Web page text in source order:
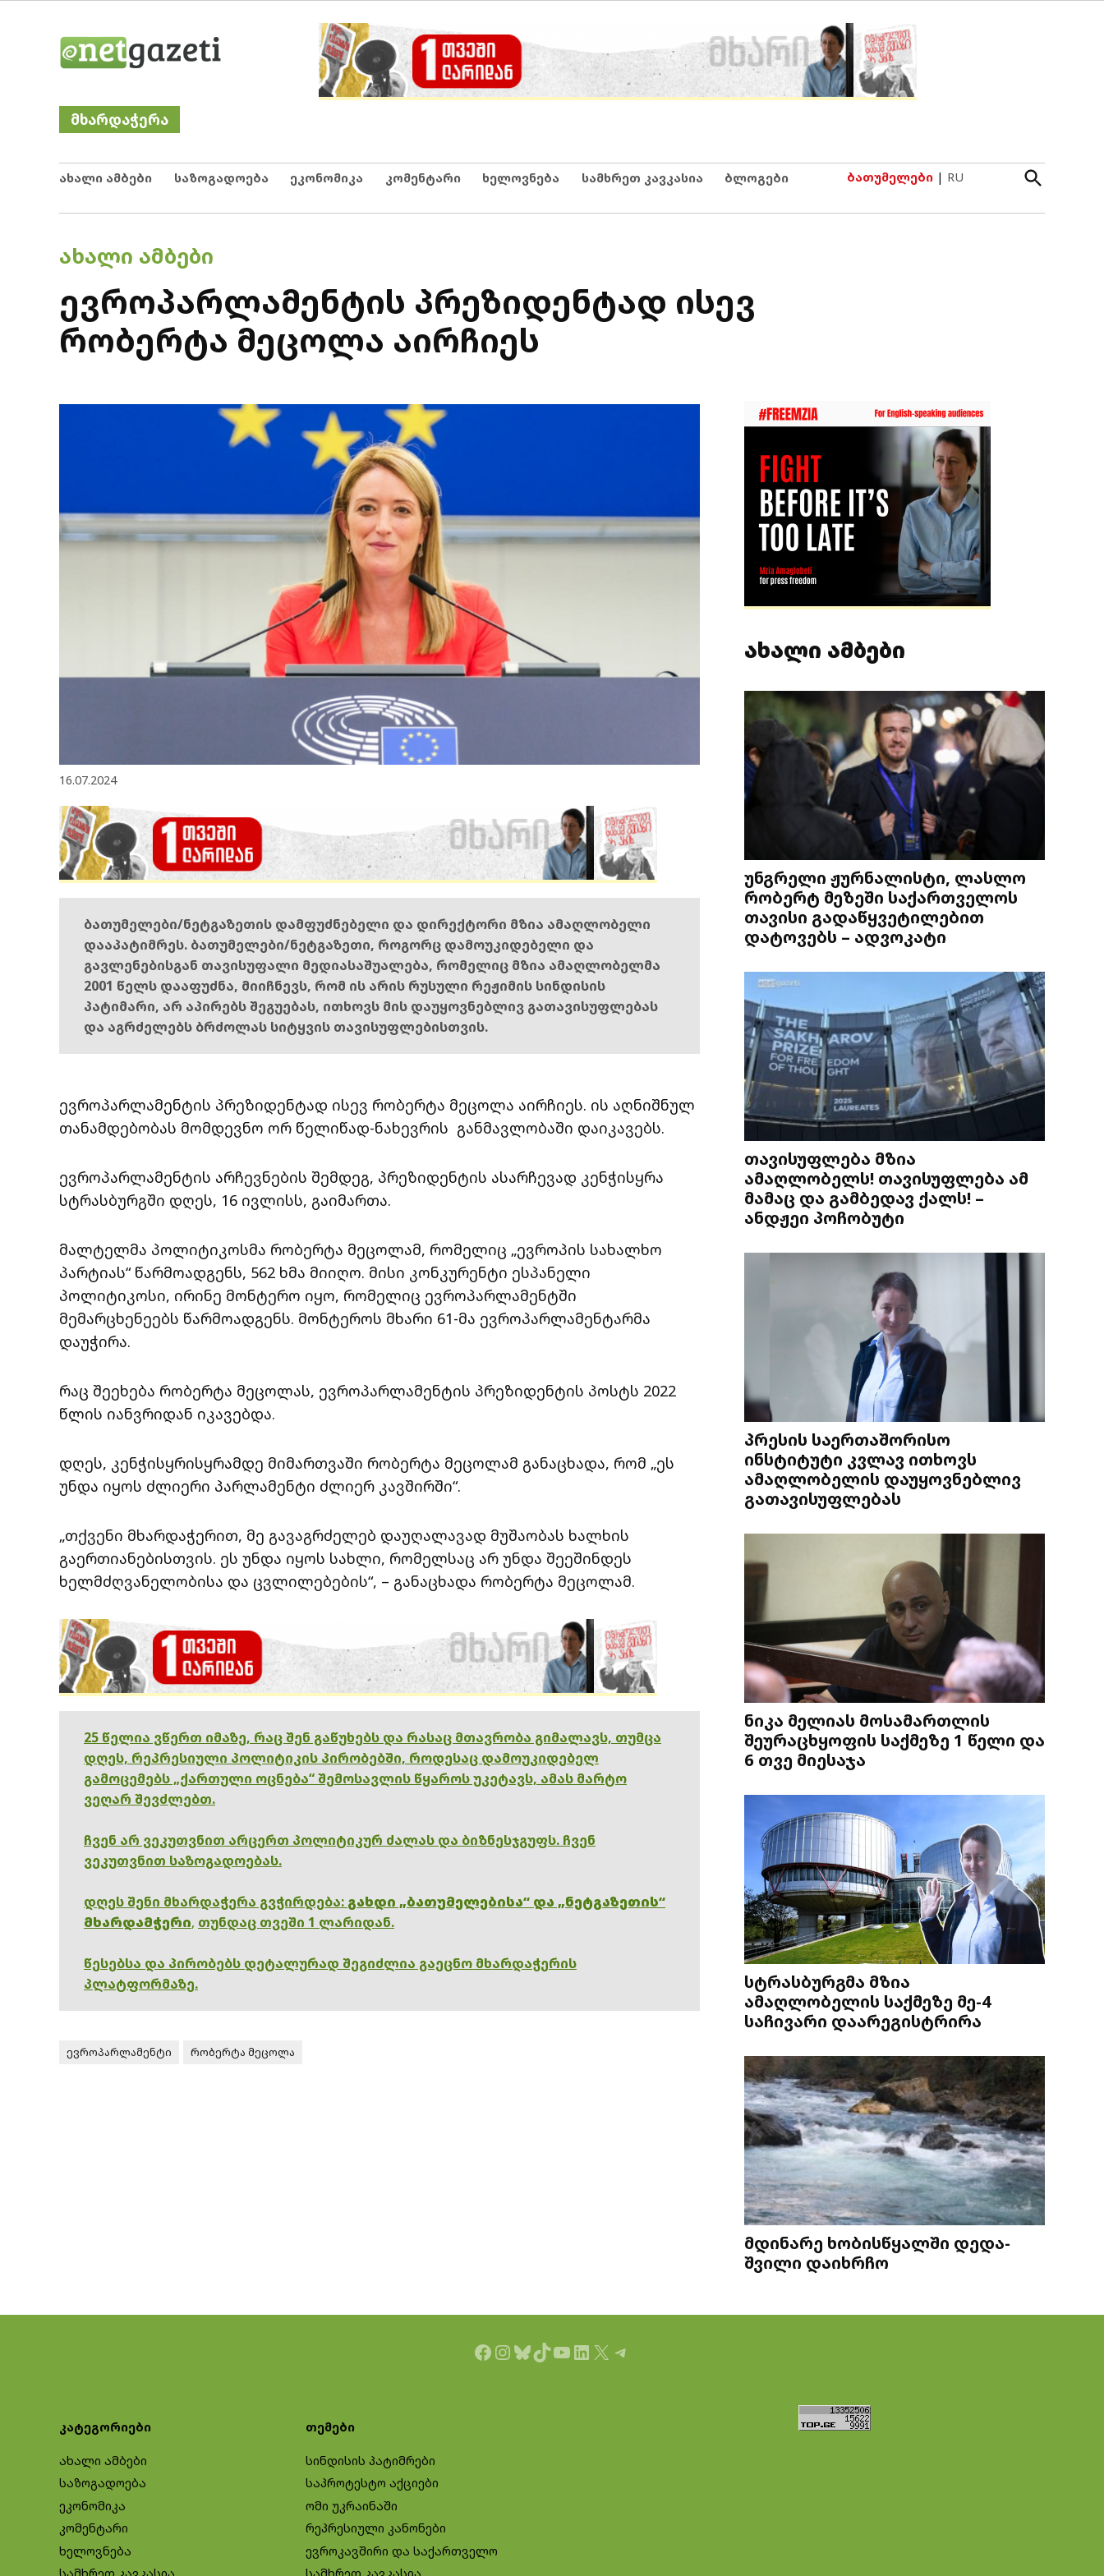
Netgazeti
მხარდაჭერა
ახალი ამბები საზოგადოება ეკონომიკა კომენტარი ხელოვნება სამხრეთ კავკასია ბლოგები ბათუმელები | RU
Open
Search
POSTED
ᲐᲮᲐᲚᲘ ᲐᲛᲑᲔᲑᲘ
ევროპარლამენტის პრეზიდენტად ისევ
რობერტა მეცოლა აირჩიეს
16.07.2024
ბათუმელები/ნეტგაზეთის დამფუძნებელი და დირექტორი მზია ამაღლობელი
დააპატიმრეს. ბათუმელები/ნეტგაზეთი, როგორც დამოუკიდებელი და
გავლენებისგან თავისუფალი მედიასაშუალება, რომელიც მზია ამაღლობელმა
2001 წელს დააფუძნა, მიიჩნევს, რომ ის არის რუსული რეჟიმის სინდისის
პატიმარი, არ აპირებს შეგუებას, ითხოვს მის დაუყოვნებლივ გათავისუფლებას
და აგრძელებს ბრძოლას სიტყვის თავისუფლებისთვის.
ევროპარლამენტის პრეზიდენტად ისევ რობერტა მეცოლა აირჩიეს. ის აღნიშნულ
თანამდებობას მომდევნო ორ წელიწად-ნახევრის განმავლობაში დაიკავებს.
ევროპარლამენტის არჩევნების შემდეგ, პრეზიდენტის ასარჩევად კენჭისყრა
სტრასბურგში დღეს, 16 ივლისს, გაიმართა.
მალტელმა პოლიტიკოსმა რობერტა მეცოლამ, რომელიც „ევროპის სახალხო
პარტიას“ წარმოადგენს, 562 ხმა მიიღო. მისი კონკურენტი ესპანელი
პოლიტიკოსი, ირინე მონტერო იყო, რომელიც ევროპარლამენტში
მემარცხენეებს წარმოადგენს. მონტეროს მხარი 61-მა ევროპარლამენტარმა
დაუჭირა.
რაც შეეხება რობერტა მეცოლას, ევროპარლამენტის პრეზიდენტის პოსტს 2022
წლის იანვრიდან იკავებდა.
დღეს, კენჭისყრისყრამდე მიმართვაში რობერტა მეცოლამ განაცხადა, რომ „ეს
უნდა იყოს ძლიერი პარლამენტი ძლიერ კავშირში“.
„თქვენი მხარდაჭერით, მე გავაგრძელებ დაუღალავად მუშაობას ხალხის
გაერთიანებისთვის. ეს უნდა იყოს სახლი, რომელსაც არ უნდა შეეშინდეს
ხელმძღვანელობისა და ცვლილებების“, – განაცხადა რობერტა მეცოლამ.
25 წელია ვწერთ იმაზე, რაც შენ გაწუხებს და რასაც მთავრობა გიმალავს, თუმცა
დღეს, რეპრესიული პოლიტიკის პირობებში, როდესაც დამოუკიდებელ
გამოცემებს „ქართული ოცნება“ შემოსავლის წყაროს უკეტავს, ამას მარტო
ვეღარ შევძლებთ.
ჩვენ არ ვეკუთვნით არცერთ პოლიტიკურ ძალას და ბიზნესჯგუფს. ჩვენ
ვეკუთვნით საზოგადოებას.
დღეს შენი მხარდაჭერა გვჭირდება: გახდი „ბათუმელებისა“ და „ნეტგაზეთის“
მხარდამჭერი, თუნდაც თვეში 1 ლარიდან.
წესებსა და პირობებს დეტალურად შეგიძლია გაეცნო მხარდაჭერის
პლატფორმაზე.
ევროპარლამენტი რობერტა მეცოლა
ახალი ამბები
უნგრელი ჟურნალისტი, ლასლო
რობერტ მეზეში საქართველოს
თავისი გადაწყვეტილებით
დატოვებს – ადვოკატი
თავისუფლება მზია
ამაღლობელს! თავისუფლება ამ
მამაც და გამბედავ ქალს! –
ანდჟეი პოჩობუტი
პრესის საერთაშორისო
ინსტიტუტი კვლავ ითხოვს
ამაღლობელის დაუყოვნებლივ
გათავისუფლებას
ნიკა მელიას მოსამართლის
შეურაცხყოფის საქმეზე 1 წელი და
6 თვე მიესაჯა
სტრასბურგმა მზია
ამაღლობელის საქმეზე მე-4
საჩივარი დაარეგისტრირა
მდინარე ხობისწყალში დედა-
შვილი დაიხრჩო
Facebook
Instagram
Bluesky
TikTok
YouTube
LinkedIn
X Telegram
კატეგორიები
ახალი ამბები
საზოგადოება
ეკონომიკა
კომენტარი
ხელოვნება
თემები
სინდისის პატიმრები
საპროტესტო აქციები
ომი უკრაინაში
რეპრესიული კანონები
ევროკავშირი და საქართველო